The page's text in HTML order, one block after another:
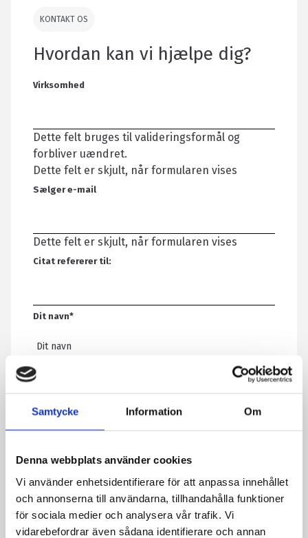
Samtycke Information Om
Denna webbplats använder cookies
Vi använder enhetsidentifierare för att anpassa innehållet
och annonserna till användarna, tillhandahålla funktioner
för sociala medier och analysera vår trafik. Vi
vidarebefordrar även sådana identifierare och annan
KONTAKT OS
Hvordan kan vi hjælpe dig?
Virksomhed
Dette felt bruges til valideringsformål og
forbliver uændret.
Dette felt er skjult, når formularen vises
Sælger e-mail
Dette felt er skjult, når formularen vises
Citat refererer til:
Dit navn*
E-mail
Meddelelse*